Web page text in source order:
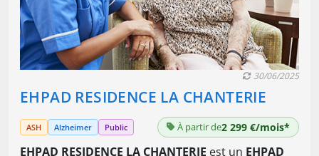
EHPAD RESIDENCE LA CHANTERIE
30/06/2025
ASH Alzheimer Public À partir de2 299 €/mois*
EHPAD RESIDENCE LA CHANTERIE est un EHPAD